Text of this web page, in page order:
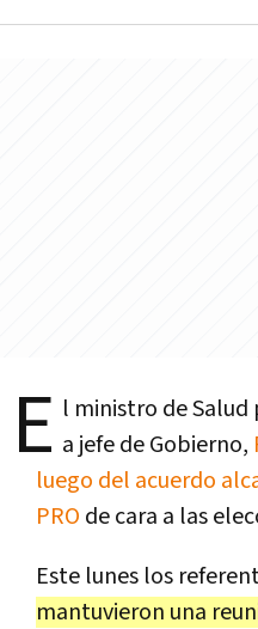
E l ministro de
a jefe de Gobierno,
luego del acuerdo
PRO de cara a las
Este lunes los
mantuvieron una